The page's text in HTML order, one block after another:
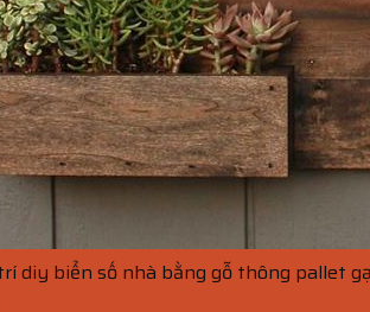
diy biển số nhà bằng gỗ thông pallet